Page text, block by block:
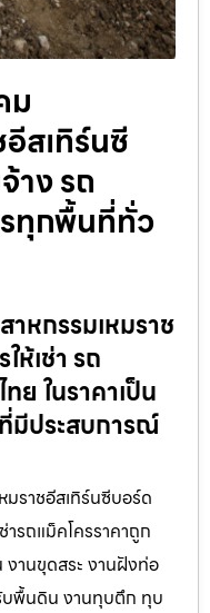
ม
สเทิร์นซี
าง รถ
รทุกพื้นที่ทั่ว
หกรรมเหมราช
ห้เช่า รถ
ย ในราคาเป็น
มีประสบการณ์
ราชอีสเทิร์นซีบอร์ด
ารถแม็คโครราคาถูก
งานขุดสระ งานฝังท่อ
บพื้นดิน งานทุบตึก ทุบ